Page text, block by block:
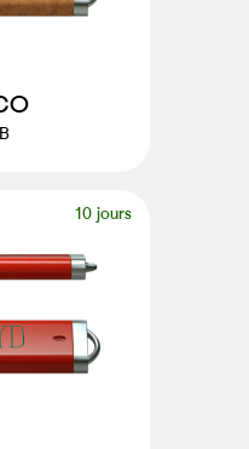
10 jours